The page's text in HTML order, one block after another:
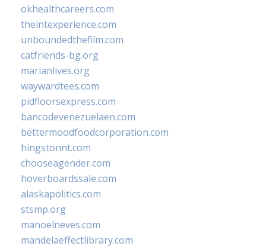
okhealthcareers.com
theintexperience.com
unboundedthefilm.com
catfriends-bg.org
marianlives.org
waywardtees.com
pidfloorsexpress.com
bancodevenezuelaen.com
bettermoodfoodcorporation.com
hingstonnt.com
chooseagender.com
hoverboardssale.com
alaskapolitics.com
stsmp.org
manoelneves.com
mandelaeffectlibrary.com